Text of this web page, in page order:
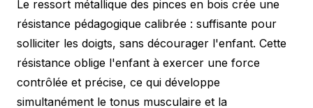
Le ressort métallique des pinces en bois crée une
résistance pédagogique calibrée : suffisante pour
solliciter les doigts, sans décourager l'enfant. Cette
résistance oblige l'enfant à exercer une force
contrôlée et précise, ce qui développe
simultanément le tonus musculaire et la